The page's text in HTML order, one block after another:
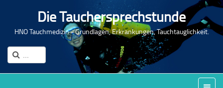
Die Tauchersprechstunde
HNO Tauchmedizin - Grundlagen, Erkrankungen, Tauchtauglichkeit.